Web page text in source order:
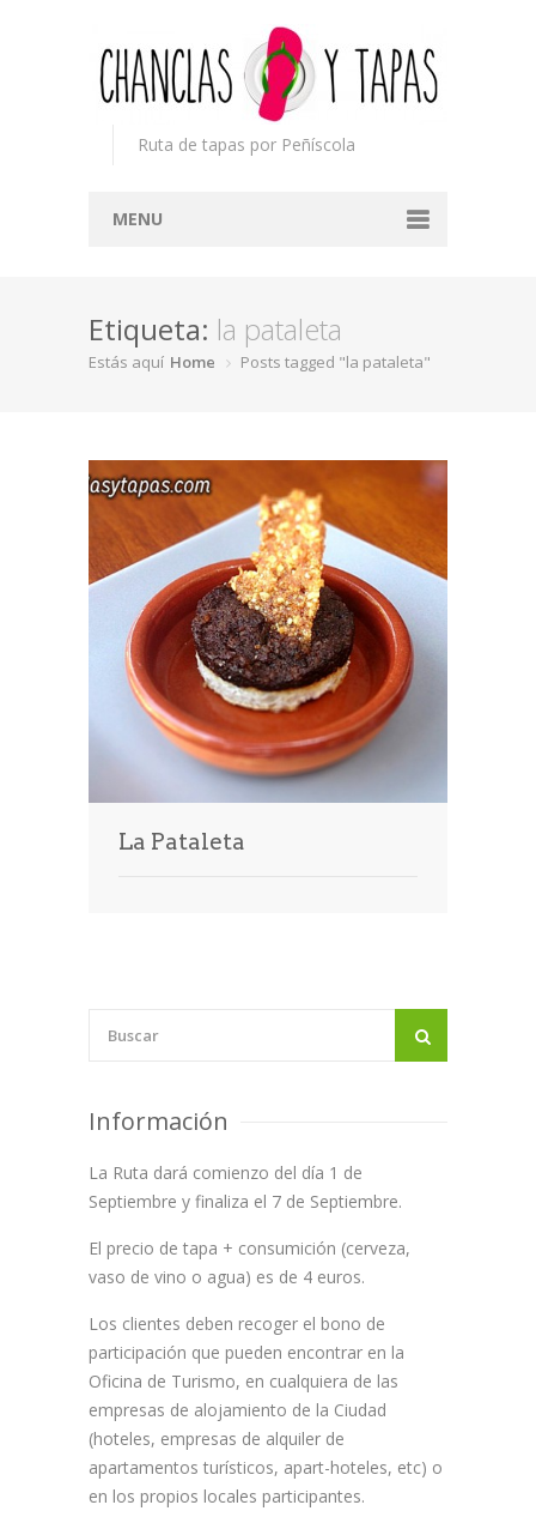
Ruta de tapas por Peñíscola
MENU
Concurso
Participantes
Mapa
Premios
Prensa
Etiqueta: la pataleta
Estás aquí Home Posts tagged "la pataleta"
La Pataleta
Información
La Ruta dará comienzo del día 1 de
Septiembre y finaliza el 7 de Septiembre.
El precio de tapa + consumición (cerveza,
vaso de vino o agua) es de 4 euros.
Los clientes deben recoger el bono de
participación que pueden encontrar en la
Oficina de Turismo, en cualquiera de las
empresas de alojamiento de la Ciudad
(hoteles, empresas de alquiler de
apartamentos turísticos, apart-hoteles, etc) o
en los propios locales participantes.